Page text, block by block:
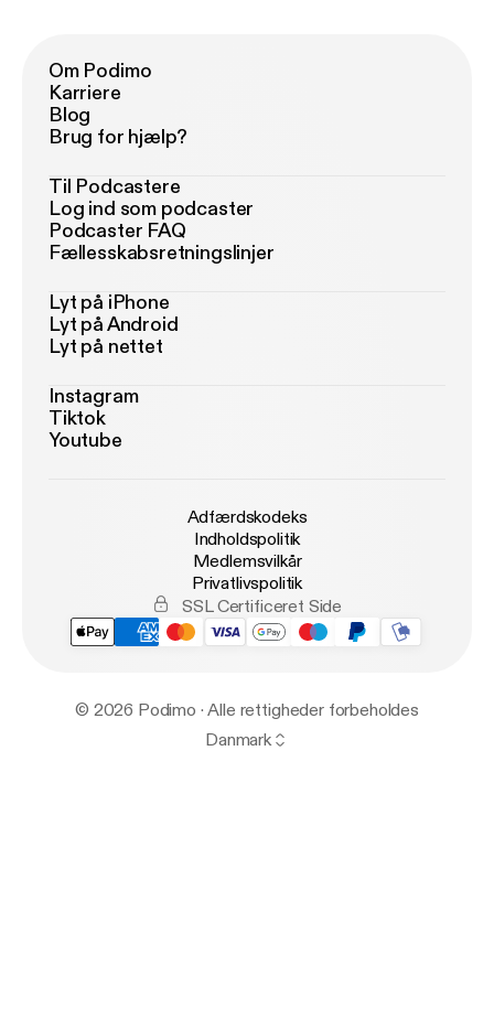
Om Podimo
Karriere
Blog
Brug for hjælp?
Til Podcastere
Log ind som podcaster
Podcaster FAQ
Fællesskabsretningslinjer
Lyt på iPhone
Lyt på Android
Lyt på nettet
Instagram
Tiktok
Youtube
Adfærdskodeks
Indholdspolitik
Medlemsvilkår
Privatlivspolitik
SSL Certificeret Side
© 2026 Podimo · Alle rettigheder forbeholdes
Danmark